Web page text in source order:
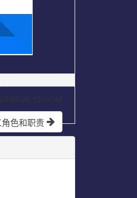
08-30 10:01:43
色和职责